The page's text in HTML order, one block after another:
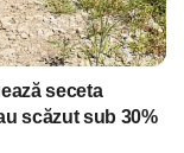
seceta
scăzut sub 30%